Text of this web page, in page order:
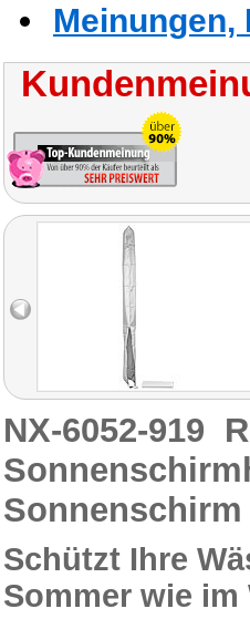
NX-6052-919
Sonnenschirm
Schützt Ihre
Sommer wie im